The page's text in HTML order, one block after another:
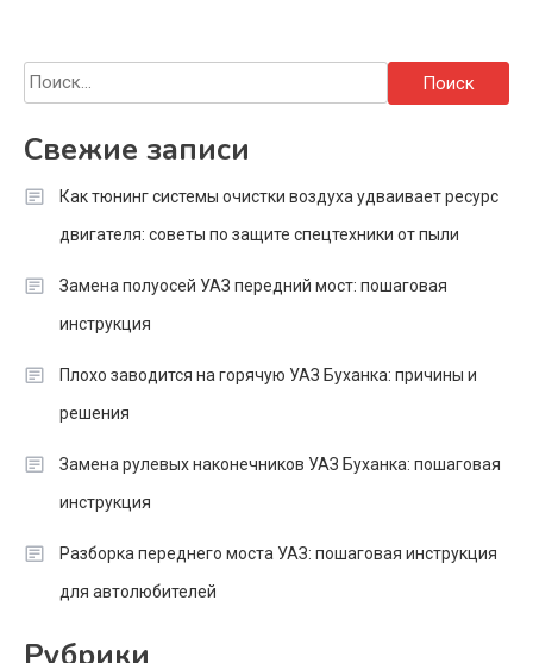
Найти:
Свежие записи
Как тюнинг системы очистки воздуха удваивает ресурс
двигателя: советы по защите спецтехники от пыли
Замена полуосей УАЗ передний мост: пошаговая
инструкция
Плохо заводится на горячую УАЗ Буханка: причины и
решения
Замена рулевых наконечников УАЗ Буханка: пошаговая
инструкция
Разборка переднего моста УАЗ: пошаговая инструкция
для автолюбителей